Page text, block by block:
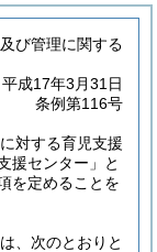
び管理に関する
平成17年3月31日
条例第116号
対する育児支援
援センター」と
を定めることを
、次のとおりと